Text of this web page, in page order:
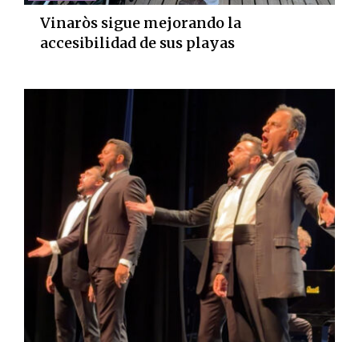
Vinaròs sigue mejorando la
accesibilidad de sus playas